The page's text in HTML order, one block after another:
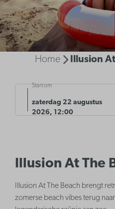
Home Illusion
Start om
zaterdag 22 augustus
2026, 12:00
Illusion At The
Illusion At The Beach brengt
zomerse beach vibes terug